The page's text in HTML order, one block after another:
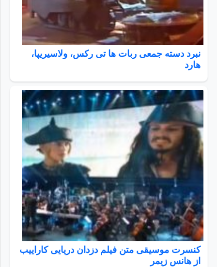
نبرد دسته جمعی ربات ها تی رکس، ولاسیریپا،
هارد
کنسرت موسیقی متن فیلم دزدان دریایی کاراییب
از هانس زیمر